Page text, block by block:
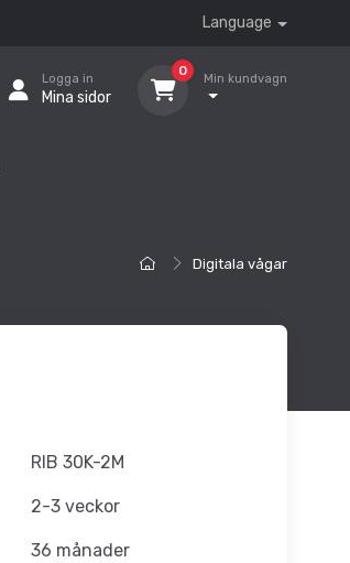
Language
Logga in
Mina sidor
0
Min kundvagn
Digitala vågar
RIB 30K-2M
2-3 veckor
36 månader